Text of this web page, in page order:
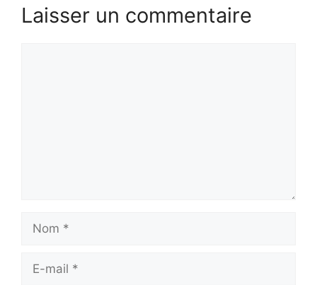
Laisser un commentaire
Nom